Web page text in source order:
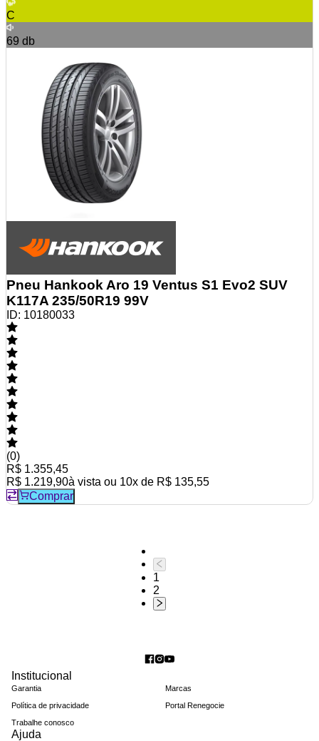
C
69 db
Pneu Hankook Aro 19 Ventus S1 Evo2 SUV
K117A 235/50R19 99V
ID: 10180033
(0)
R$ 1.355,45
R$ 1.219,90à vista ou 10x de R$ 135,55
Comprar
1
2
Institucional
Garantia
Política de privacidade
Trabalhe conosco
Marcas
Portal Renegocie
Ajuda